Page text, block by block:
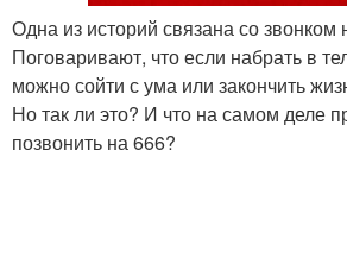
Одна из историй связана со звонком
Поговаривают, что если набрать в
можно сойти с ума или закончить
Но так ли это? И что на самом деле
позвонить на 666?